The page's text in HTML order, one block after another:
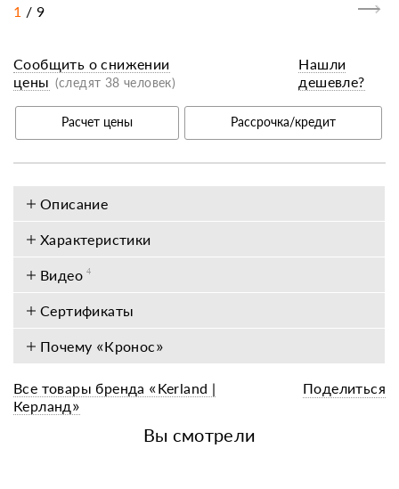
1 / 9
Расчет цены Рассрочка/кредит
Сообщить о снижении
цены (следят 38 человек)
Нашли
дешевле?
Описание
Характеристики
Видео4
Сертификаты
Почему «Кронос»
Все товары бренда «Kerland |
Керланд»
Поделиться
Вы смотрели